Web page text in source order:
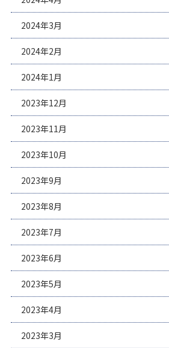
2024年3月
2024年2月
2024年1月
2023年12月
2023年11月
2023年10月
2023年9月
2023年8月
2023年7月
2023年6月
2023年5月
2023年4月
2023年3月